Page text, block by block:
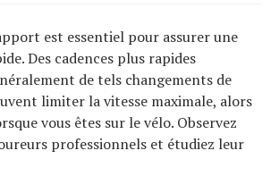
est essentiel pour assurer une
Des cadences plus rapides
de tels changements de
limiter la vitesse maximale, alors
vous êtes sur le vélo. Observez
professionnels et étudiez leur